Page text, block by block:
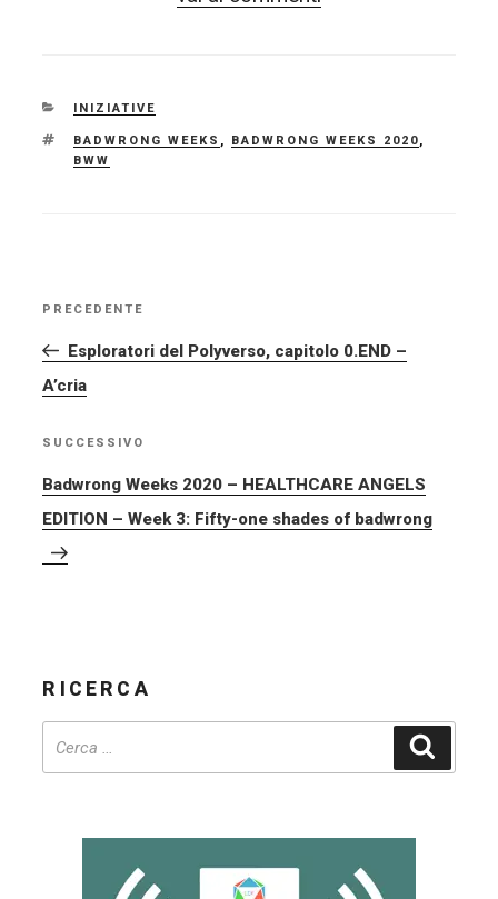
CATEGORIE
INIZIATIVE
TAG
BADWRONG WEEKS BADWRONG WEEKS 2020
BWW
Articolo
precedente:
PRECEDENTE
Esploratori del Polyverso, capitolo 0.END –
A’cria
Articolo
successivo
SUCCESSIVO
Badwrong Weeks 2020 – HEALTHCARE ANGELS
EDITION – Week 3: Fifty-one shades of badwrong
RICERCA